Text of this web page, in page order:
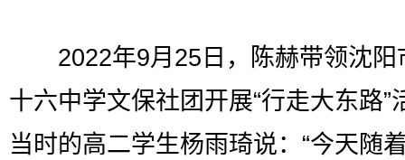
2022年9月25日，陈赫带领沈阳
十六中学文保社团开展“行走大东路”
当时的高二学生杨雨琦说：“今天随